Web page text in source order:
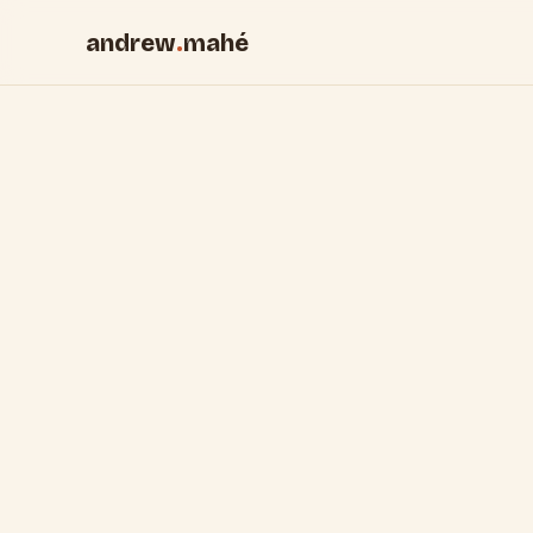
andrew.mahé